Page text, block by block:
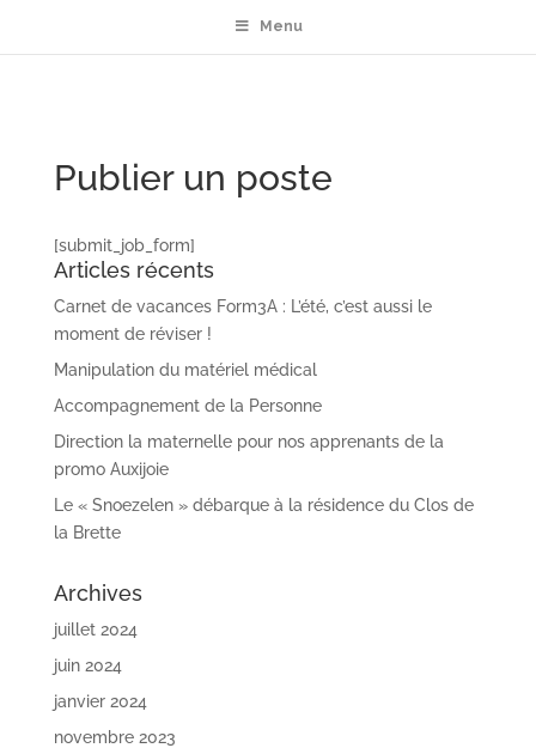
Menu
Publier un poste
[submit_job_form]
Articles récents
Carnet de vacances Form3A : L’été, c’est aussi le
moment de réviser !
Manipulation du matériel médical
Accompagnement de la Personne
Direction la maternelle pour nos apprenants de la
promo Auxijoie
Le « Snoezelen » débarque à la résidence du Clos de
la Brette
Archives
juillet 2024
juin 2024
janvier 2024
novembre 2023